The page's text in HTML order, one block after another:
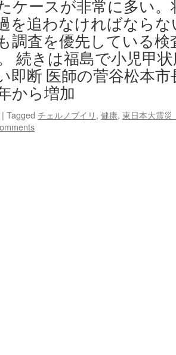
ケースが非常に多い
を追わなければなら
調査を優先している
続きは福島で小児甲
即断 医師の菅谷松本
から増加
| Tagged チェルノブイリ, 健康, 東日本大震災